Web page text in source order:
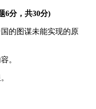
6分，共30分)
的图谋未能实现的原
。